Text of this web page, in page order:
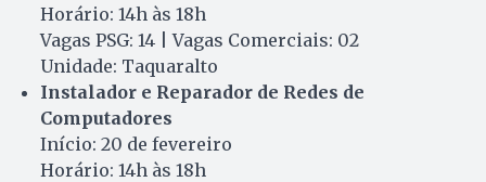
Horário: 14h às 18h
Vagas PSG: 14 | Vagas Comerciais: 02
Unidade: Taquaralto
Instalador e Reparador de Redes de
Computadores
Início: 20 de fevereiro
Horário: 14h às 18h